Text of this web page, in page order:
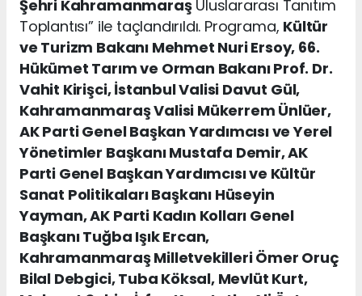
Şehri KahramanmaraşUluslararası Tanıtım
Toplantısı” ile taçlandırıldı. Programa, Kültür
ve Turizm Bakanı Mehmet Nuri Ersoy, 66.
Hükümet Tarım ve Orman Bakanı Prof. Dr.
Vahit Kirişci, İstanbul Valisi Davut Gül,
Kahramanmaraş Valisi Mükerrem Ünlüer,
AK Parti Genel Başkan Yardımcısı ve Yerel
Yönetimler Başkanı Mustafa Demir, AK
Parti Genel Başkan Yardımcısı ve Kültür
Sanat Politikaları Başkanı Hüseyin
Yayman, AK Parti Kadın Kolları Genel
Başkanı Tuğba Işık Ercan,
Kahramanmaraş Milletvekilleri Ömer Oruç
Bilal Debgici, Tuba Köksal, Mevlüt Kurt,